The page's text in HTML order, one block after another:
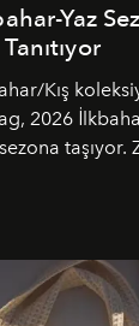
Yaz
Kış
2026